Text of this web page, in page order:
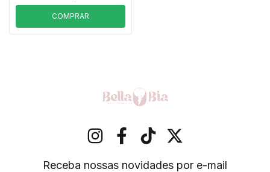
COMPRAR
Receba nossas novidades por e-mail